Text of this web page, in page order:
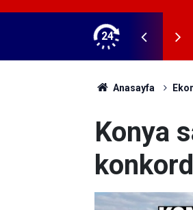
24
Anasayfa
Konya